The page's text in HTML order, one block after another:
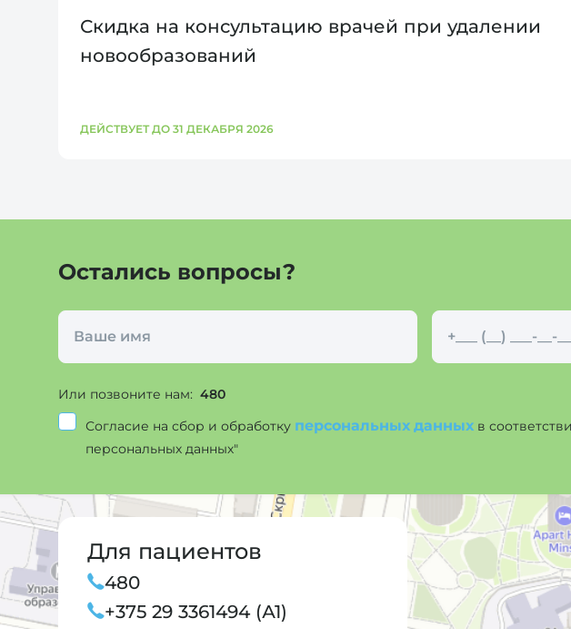
Скидка на консультацию врачей при удалении
новообразований
ДЕЙСТВУЕТ ДО 31 ДЕКАБРЯ 2026
Остались вопросы?
Или позвоните нам: 480
Согласие на сбор и обработку персональных данных в
персональных данных"
Для пациентов
480
+375 29 3361494 (А1)